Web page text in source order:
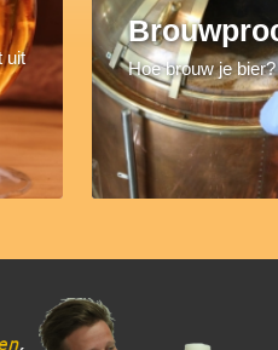
uit
Hoe brouw je bier?